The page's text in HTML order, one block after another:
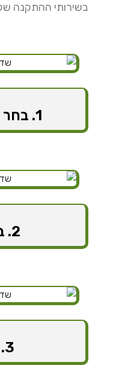
בשירותי ההתקנה
1. בחר מידה וחתך עץ
2. בחר הצללה
3. בחר קירוי